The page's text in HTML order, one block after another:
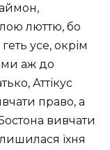
люттю, бо
усе, окрім
аж до
Аттікус
право, а
вивчати
їхня